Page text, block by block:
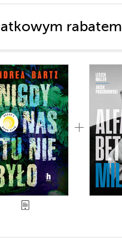
rabatem